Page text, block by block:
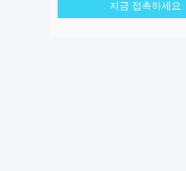
지금 접촉하세요